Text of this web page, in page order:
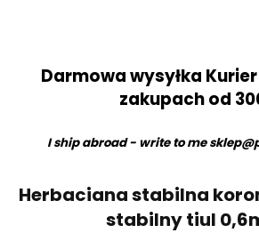
Darmowa wysyłka
zakupach od
I ship abroad - write to me
Herbaciana stabilna
stabilny tiul